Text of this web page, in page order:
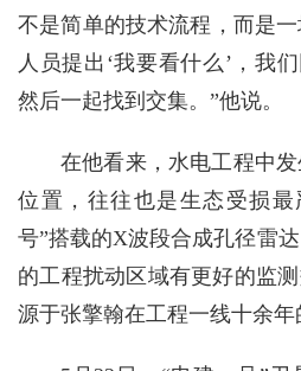
不是简单的技术流程，而是
人员提出‘我要看什么’，我
然后一起找到交集。”他说。
在他看来，水电工程中
位置，往往也是生态受损
号”搭载的X波段合成孔径雷
的工程扰动区域有更好的监
源于张擎翰在工程一线十余年